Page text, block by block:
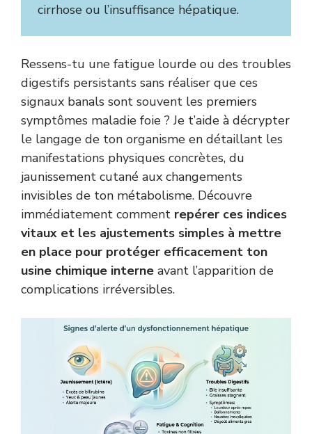
cirrhose ou l’insuffisance hépatique.
Ressens-tu une fatigue lourde ou des troubles
digestifs persistants sans réaliser que ces
signaux banals sont souvent les premiers
symptômes maladie foie ? Je t’aide à décrypter
le langage de ton organisme en détaillant les
manifestations physiques concrètes, du
jaunissement cutané aux changements
invisibles de ton métabolisme. Découvre
immédiatement comment repérer ces indices
vitaux et les ajustements simples à mettre
en place pour protéger efficacement ton
usine chimique interne avant l’apparition de
complications irréversibles.